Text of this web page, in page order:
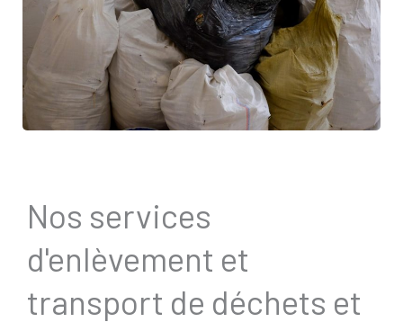
Nos services
d'enlèvement et
transport de déchets et